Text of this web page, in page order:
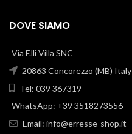
DOVE SIAMO
Via F.lli Villa SNC
20863 Concorezzo (MB) Italy
Tel: 039 367319
WhatsApp: +39 3518273556
Email: info@erresse-shop.it